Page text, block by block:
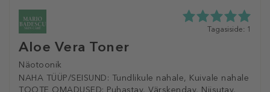
Aloe Vera Toner
Näotoonik
NAHA TÜÜP/SEISUND: Tundlikule nahale, Kuivale nahale
TOOTE OMADUSED: Puhastav, Värskendav, Niisutav,
5.0
Tagasiside: 1